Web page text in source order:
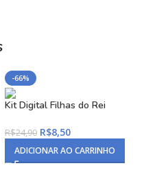
-66%
Kit Digital Filhas do Rei
R$24,90 R$8,50
ADICIONAR AO CARRINHO